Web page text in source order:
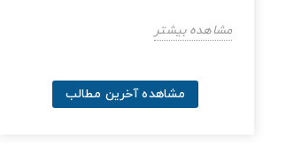
مشاهده بیشتر
مشاهده آخرین مطالب